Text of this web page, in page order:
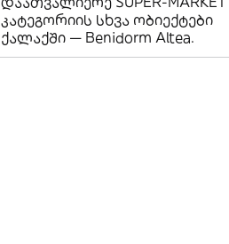
კატეგორიის სხვა ობიექტები
ქალაქში — Benidorm Altea.